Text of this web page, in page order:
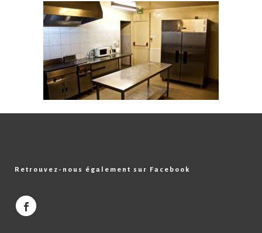
Retrouvez-nous également sur Facebook